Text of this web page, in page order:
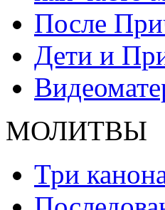
После
Дети и
МОЛИТВЫ
Три